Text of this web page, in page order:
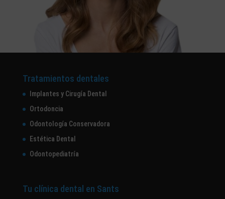
Tratamientos dentales
Implantes y Cirugía Dental
Ortodoncia
Odontología Conservadora
Estética Dental
Odontopediatría
Tu clínica dental en Sants